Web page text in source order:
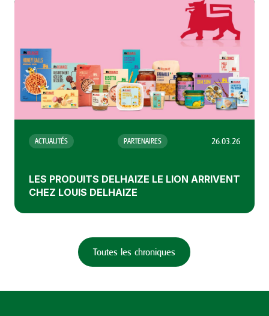
ACTUALITÉS PARTENAIRES 26.03.26
LES PRODUITS DELHAIZE LE LION ARRIVENT
CHEZ LOUIS DELHAIZE
Toutes les chroniques